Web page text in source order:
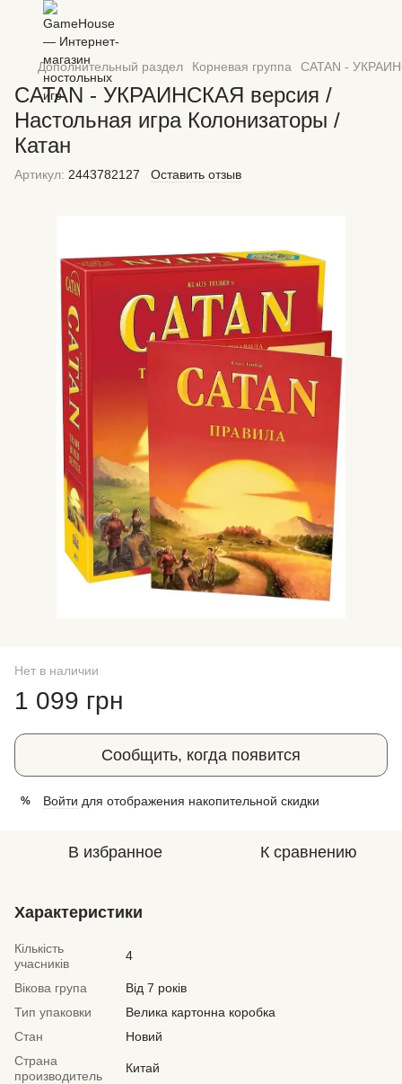
Дополнительный раздел Корневая группа CATAN -
CATAN - УКРАИНСКАЯ версия /
Настольная игра Колонизаторы /
Катан
Артикул: 2443782127 Оставить отзыв
Нет в наличии
1 099 грн
Сообщить, когда появится
% Войти для отображения накопительной скидки
В избранное К сравнению
Характеристики
Кількість
учасників
4
Вікова група
Від 7 років
Тип упаковки
Велика картонна коробка
Стан
Новий
Страна
производитель
Китай